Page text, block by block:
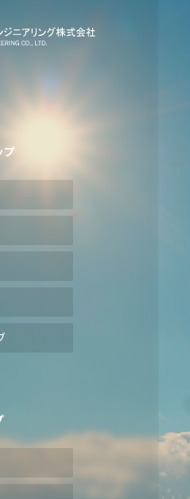
プ